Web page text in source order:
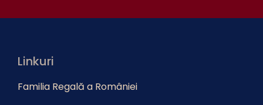
Linkuri
Familia Regală a României